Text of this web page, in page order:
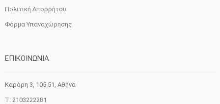
Πολιτική Απορρήτου
Φόρμα Υπαναχώρησης
ΕΠΙΚΟΙΝΩΝΙΑ
Καρόρη 3, 105 51, Aθήνα
T: 2103222281